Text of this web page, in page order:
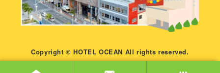
Copyright © HOTEL OCEAN All rights reserved.